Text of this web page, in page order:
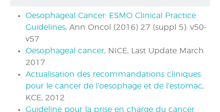
Oesophageal Cancer: ESMO Clinical Practice
Guidelines, Ann Oncol (2016) 27 (suppl 5): v50-
v57
Oesophageal cancer, NICE, Last Update March
2017
Actualisation des recommandations cliniques
pour le cancer de l’oesophage et de l’estomac,
KCE, 2012
Guideline pour la prise en charge du cancer